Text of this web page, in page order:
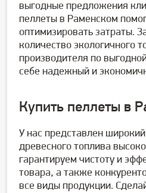
выгодные предложения
пеллеты в Раменском
оптимизировать затраты.
количество экологичного
производителя по
себе надежный и
Купить пеллеты в
У нас представлен
древесного топлива
гарантируем чистоту и
товара, а также
все виды продукции.